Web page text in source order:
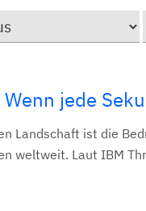
jede
Landschaft ist die
weltweit. Laut IBM